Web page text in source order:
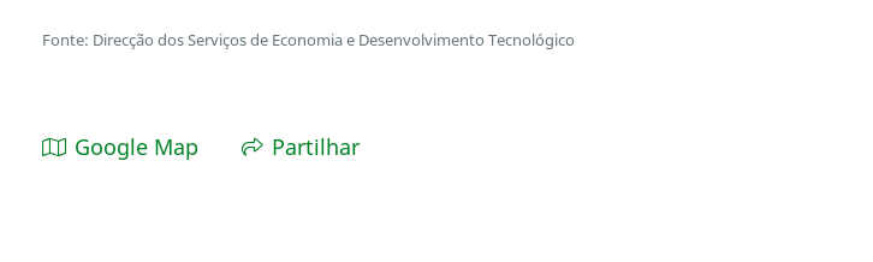
Fonte: Direcção dos Serviços de Economia e Desenvolvimento Tecnológico
Google Map Partilhar